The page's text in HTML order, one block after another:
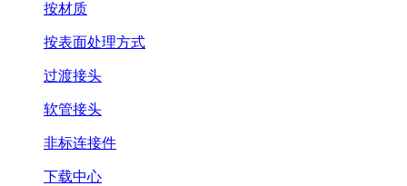
按材质
按表面处理方式
过渡接头
软管接头
非标连接件
下载中心